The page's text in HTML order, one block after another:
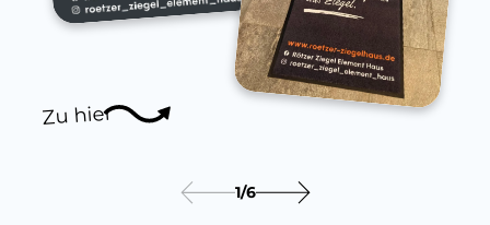
Zu hier
1/6